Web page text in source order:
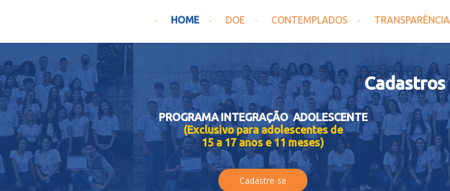
HOME DOE CONTEMPLADOS TRANSPARÊNCIA
Cadastros
PROGRAMA INTEGRAÇÃO ADOLESCENTE
(Exclusivo para adolescentes de
15 a 17 anos e 11 meses)
Cadastre-se